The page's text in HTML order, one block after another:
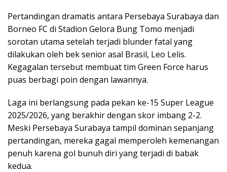
Pertandingan dramatis antara Persebaya Surabaya dan
Borneo FC di Stadion Gelora Bung Tomo menjadi
sorotan utama setelah terjadi blunder fatal yang
dilakukan oleh bek senior asal Brasil, Leo Lelis.
Kegagalan tersebut membuat tim Green Force harus
puas berbagi poin dengan lawannya.
Laga ini berlangsung pada pekan ke-15 Super League
2025/2026, yang berakhir dengan skor imbang 2-2.
Meski Persebaya Surabaya tampil dominan sepanjang
pertandingan, mereka gagal memperoleh kemenangan
penuh karena gol bunuh diri yang terjadi di babak
kedua.